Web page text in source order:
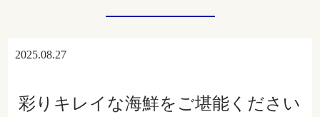
2025.08.27
彩りキレイな海鮮をご堪能ください